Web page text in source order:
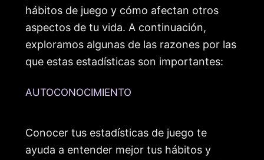
hábitos de juego y cómo afectan otros
aspectos de tu vida. A continuación,
exploramos algunas de las razones por las
que estas estadísticas son importantes:
AUTOCONOCIMIENTO
Conocer tus estadísticas de juego te
ayuda a entender mejor tus hábitos y